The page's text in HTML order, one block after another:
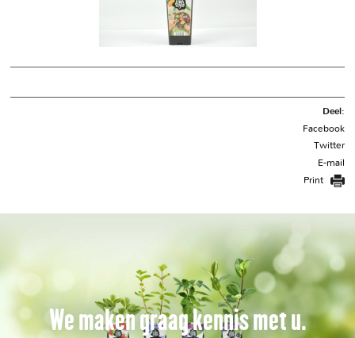
Deel:
Facebook
Twitter
E-mail
Print
We maken graag kennis met u.